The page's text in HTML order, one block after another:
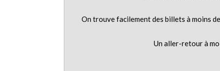
On trouve facilement des billets à moins
Un aller-retour à